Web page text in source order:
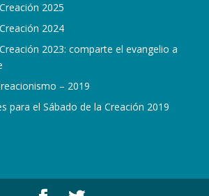
2025
2024
2023: comparte el evangelio a
– 2019
para el Sábado de la Creación 2019